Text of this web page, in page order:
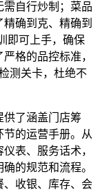
需自行炒制；菜品
确到克、精确到
即可上手，确保
格的品控标准，
测关卡，杜绝不
供了涵盖门店筹
的运营手册。从
表、服务话术，
的规范和流程。
、收银、库存、会